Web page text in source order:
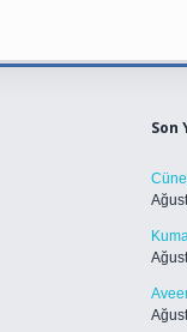
Son